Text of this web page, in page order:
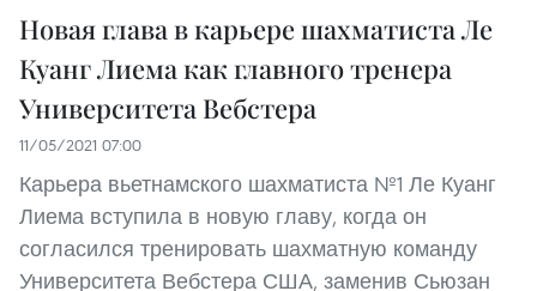
Новая глава в карьере шахматиста Ле
Куанг Лиема как главного тренера
Университета Вебстера
11/05/2021 07:00
Карьера вьетнамского шахматиста №1 Ле Куанг
Лиема вступила в новую главу, когда он
согласился тренировать шахматную команду
Университета Вебстера США, заменив Сьюзан